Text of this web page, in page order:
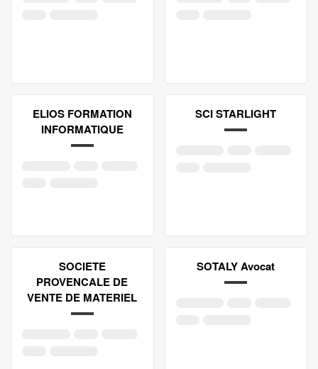
ELIOS FORMATION
INFORMATIQUE
SCI STARLIGHT
SOCIETE
PROVENCALE DE
VENTE DE MATERIEL
SOTALY Avocat